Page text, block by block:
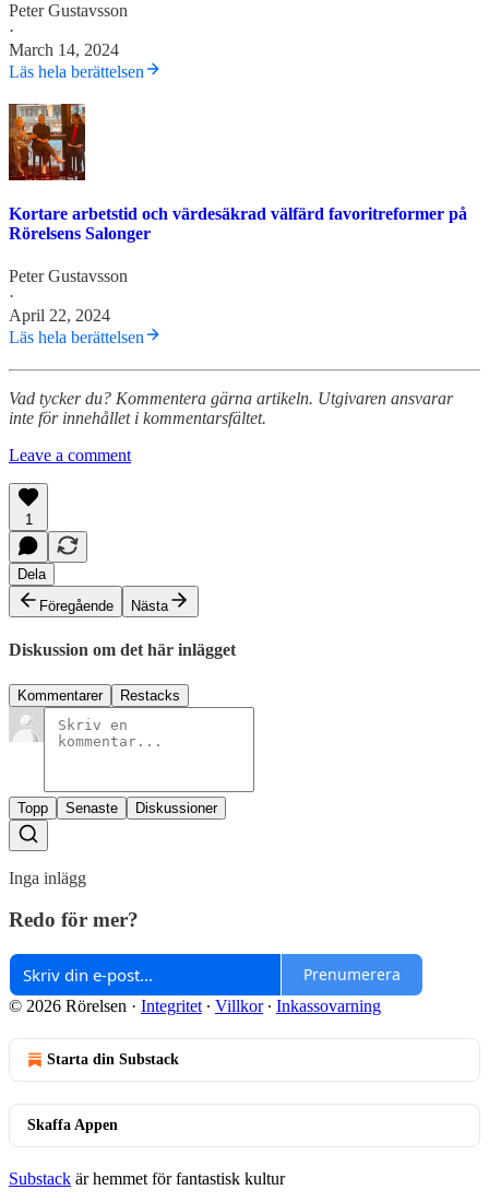
Peter Gustavsson
·
March 14, 2024
Läs hela berättelsen
Kortare arbetstid och värdesäkrad välfärd favoritreformer på
Rörelsens Salonger
Peter Gustavsson
·
April 22, 2024
Läs hela berättelsen
Vad tycker du? Kommentera gärna artikeln. Utgivaren ansvarar
inte för innehållet i kommentarsfältet.
Leave a comment
1
Dela
Föregående
Nästa
Diskussion om det här inlägget
Kommentarer Restacks
Topp Senaste Diskussioner
Inga inlägg
Redo för mer?
Prenumerera
© 2026 Rörelsen · Integritet ∙ Villkor∙ Inkassovarning
Starta din Substack
Skaffa Appen
Substack är hemmet för fantastisk kultur